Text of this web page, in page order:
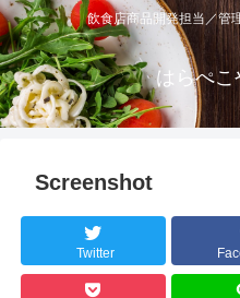
飲食店商品開発担当／管
はらぺこ
Screenshot
Twitter